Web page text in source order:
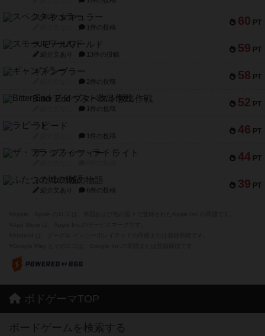
60 PT
スペクタキュラー
1件の投稿
59 PT
スモールワールド
紹介文あり 13件の投稿
58 PT
ギャンブラー
2件の投稿
52 PT
Bitter End ブタペスト救出作戦
1件の投稿
46 PT
ラピード
1件の投稿
44 PT
ザ・フラッフィー・ライト
39 PT
ふたつの城の物語
紹介文あり 6件の投稿
ボドゲーマTOP
ボードゲームを検索する